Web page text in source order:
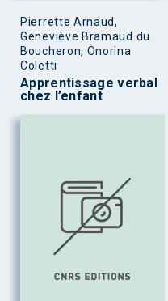
Pierrette Arnaud,
Geneviève Bramaud du
Boucheron, Onorina
Coletti
Apprentissage verbal
chez l’enfant